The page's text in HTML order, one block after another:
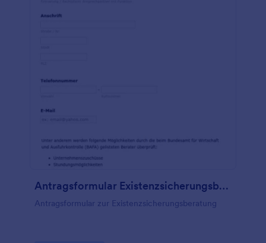
Antragsformular Existenzsicherungsberatung
Antragsformular zur Existenzsicherungsberatung